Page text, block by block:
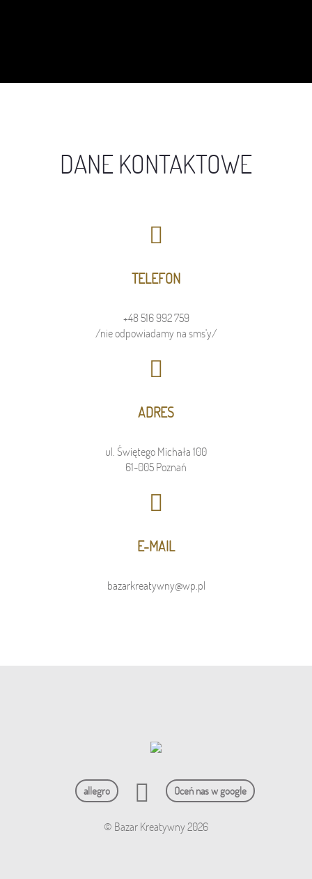
DANE KONTAKTOWE
TELEFON
+48 516 992 759
/nie odpowiadamy na sms'y/
ADRES
ul. Świętego Michała 100
61-005 Poznań
E-MAIL
bazarkreatywny@wp.pl
allegro Oceń nas w google
© Bazar Kreatywny 2026